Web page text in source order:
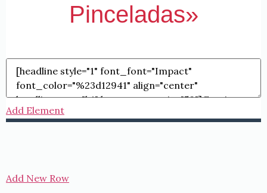
Pinceladas»
Add Element
Add New Row